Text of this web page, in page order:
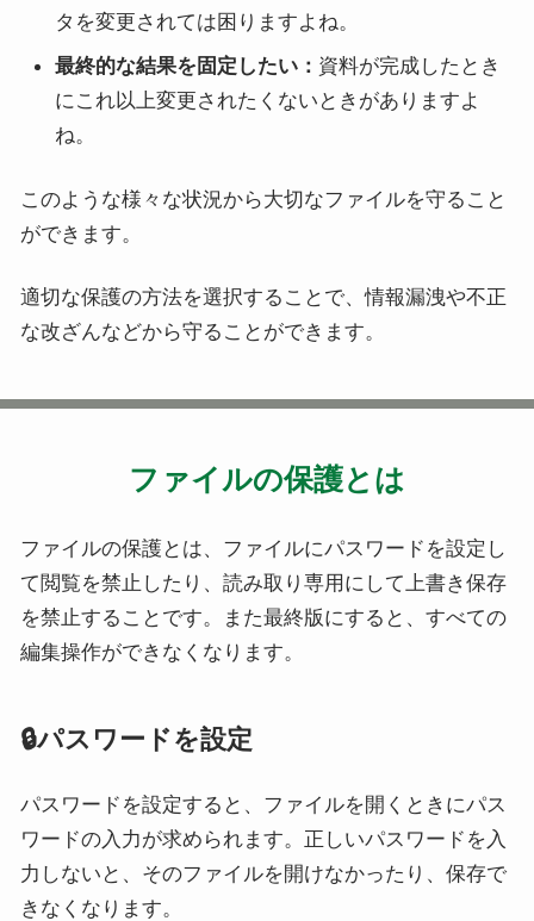
タを変更されては困りますよね。
最終的な結果を固定したい： 資料が完成したとき
にこれ以上変更されたくないときがありますよ
ね。
このような様々な状況から大切なファイルを守ること
ができます。
適切な保護の方法を選択することで、情報漏洩や不正
な改ざんなどから守ることができます。
ファイルの保護とは
ファイルの保護とは、ファイルにパスワードを設定し
て閲覧を禁止したり、読み取り専用にして上書き保存
を禁止することです。また最終版にすると、すべての
編集操作ができなくなります。
🔒パスワードを設定
パスワードを設定すると、ファイルを開くときにパス
ワードの入力が求められます。正しいパスワードを入
力しないと、そのファイルを開けなかったり、保存で
きなくなります。